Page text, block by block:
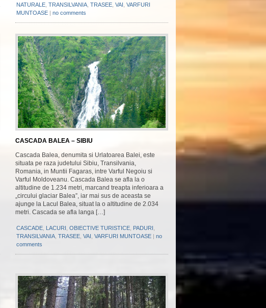
NATURALE TRANSILVANIA TRASEE VAI VARFURI
MUNTOASE | no comments
CASCADA BALEA – SIBIU
Cascada Balea, denumita si Urlatoarea Balei, este
situata pe raza judetului Sibiu, Transilvania,
Romania, in Muntii Fagaras, intre Varful Negoiu si
Varful Moldoveanu. Cascada Balea se afla la o
altitudine de 1.234 metri, marcand treapta inferioara a
„circului glaciar Balea”, iar mai sus de aceasta se
ajunge la Lacul Balea, situat la o altitudine de 2.034
metri. Cascada se afla langa […]
CASCADE LACURI OBIECTIVE TURISTICE PADURI
TRANSILVANIA TRASEE VAI VARFURI MUNTOASE | no
comments